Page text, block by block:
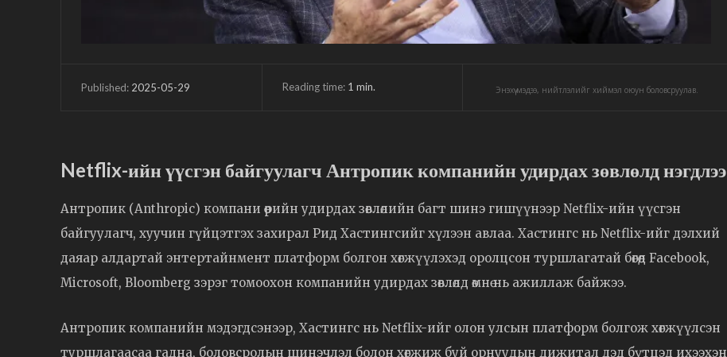
Published: 2025-05-29 Reading time: 1 min. Энэхүү мэдээ, нийтлэлийг хиймэл оюун боловсруулав.
Netflix-ийн үүсгэн байгуулагч Антропик компанийн удирдах зөвлөлд нэгдлээ
Антропик (Anthropic) компани өөрийн удирдах зөвлөлийн багт шинэ гишүүнээр Netflix-ийн үүсгэн
байгуулагч, хуучин гүйцэтгэх захирал Рид Хастингсийг хүлээн авлаа. Хастингс нь Netflix-ийг дэлхий
даяар алдартай энтертайнмент платформ болгон хөгжүүлэхэд оролцсон туршлагатай бөгөөд Facebook,
Microsoft, Bloomberg зэрэг томоохон компанийн удирдах зөвлөлд өмнө нь ажиллаж байжээ.
Антропик компанийн мэдэгдсэнээр, Хастингс нь Netflix-ийг олон улсын платформ болгож хөгжүүлсэн
туршлагаасаа гадна, боловсролын шинэчлэл болон хөгжиж буй орнуудын дижитал дэд бүтцэд ихээхэн